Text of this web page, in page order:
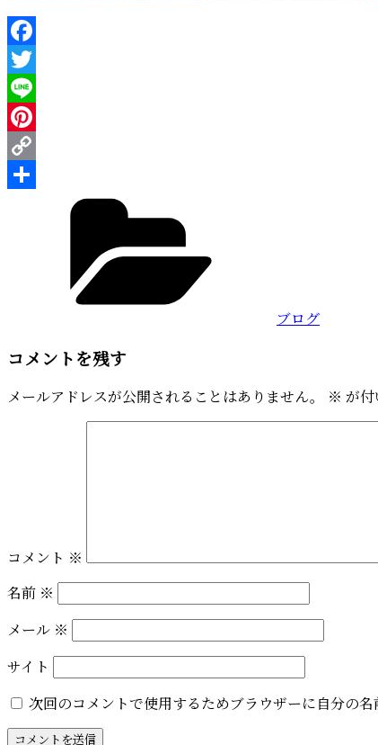
Facebook
Twitter
Line
Pinterest
Copy
ブログ
コメントを残す
メールアドレスが公開されることはありません。 ※ が
コメント ※
名前 ※
メール ※
サイト
次回のコメントで使用するためブラウザーに自分の名